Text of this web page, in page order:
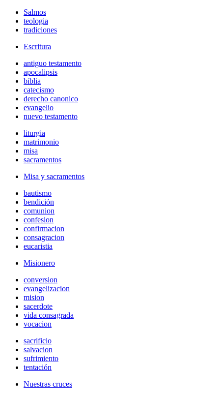
Salmos
teologia
tradiciones
Escritura
antiguo testamento
apocalipsis
biblia
catecismo
derecho canonico
evangelio
nuevo testamento
liturgia
matrimonio
misa
sacramentos
Misa y sacramentos
bautismo
bendición
comunion
confesion
confirmacion
consagracion
eucaristia
Misionero
conversion
evangelizacion
mision
sacerdote
vida consagrada
vocacion
sacrificio
salvacion
sufrimiento
tentación
Nuestras cruces